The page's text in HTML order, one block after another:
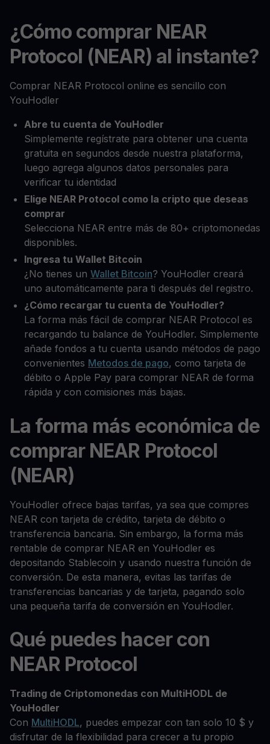
¿Cómo comprar NEAR
Protocol (NEAR) al instante?
Comprar NEAR Protocol online es sencillo con
YouHodler
Abre tu cuenta de YouHodler
Simplemente regístrate para obtener una cuenta
gratuita en segundos desde nuestra plataforma,
luego agrega algunos datos personales para
verificar tu identidad
Elige NEAR Protocol como la cripto que deseas
comprar
Selecciona NEAR entre más de 80+ criptomonedas
disponibles.
Ingresa tu Wallet Bitcoin
¿No tienes un Wallet Bitcoin? YouHodler creará
uno automáticamente para ti después del registro.
¿Cómo recargar tu cuenta de YouHodler?
La forma más fácil de comprar NEAR Protocol es
recargando tu balance de YouHodler. Simplemente
añade fondos a tu cuenta usando métodos de pago
convenientes Metodos de pago, como tarjeta de
débito o Apple Pay para comprar NEAR de forma
rápida y con comisiones más bajas.
La forma más económica de
comprar NEAR Protocol
(NEAR)
YouHodler ofrece bajas tarifas, ya sea que compres
NEAR con tarjeta de crédito, tarjeta de débito o
transferencia bancaria. Sin embargo, la forma más
rentable de comprar NEAR en YouHodler es
depositando Stablecoin y usando nuestra función de
conversión. De esta manera, evitas las tarifas de
transferencias bancarias y de tarjeta, pagando solo
una pequeña tarifa de conversión en YouHodler.
Qué puedes hacer con
NEAR Protocol
Trading de Criptomonedas con MultiHODL de
YouHodler
Con MultiHODL, puedes empezar con tan solo 10 $ y
disfrutar de la flexibilidad para crecer a tu propio